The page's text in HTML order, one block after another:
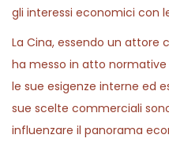
gli interessi economici con
La Cina, essendo un attore
ha messo in atto
le sue esigenze interne ed
sue scelte commerciali
influenzare il panorama